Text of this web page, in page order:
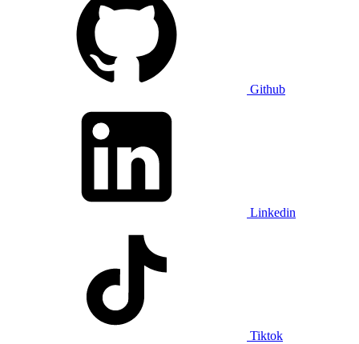
Github
Linkedin
Tiktok